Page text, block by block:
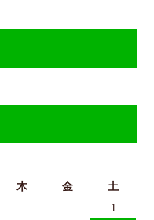
木 金
土
1